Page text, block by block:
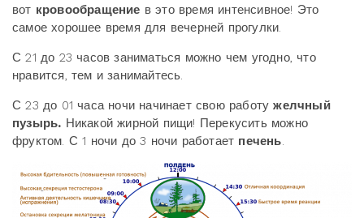
вот кровообращение в это время интенсивное! Это
самое хорошее время для вечерней прогулки.
С 21 до 23 часов заниматься можно чем угодно, что
нравится, тем и занимайтесь.
С 23 до 01 часа ночи начинает свою работужелчный
пузырь. Никакой жирной пищи! Перекусить можно
фруктом. С 1 ночи до 3 ночи работает печень.